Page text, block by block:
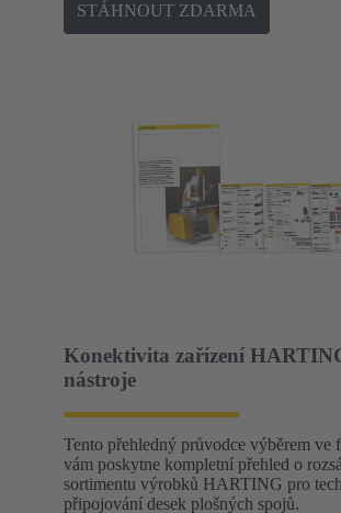
STÁHNOUT ZDARMA
Konektivita zařízení
nástroje
Tento přehledný průvodce výběrem ve
vám poskytne kompletní přehled o
sortimentu výrobků HARTING pro
připojování desek plošných spojů.